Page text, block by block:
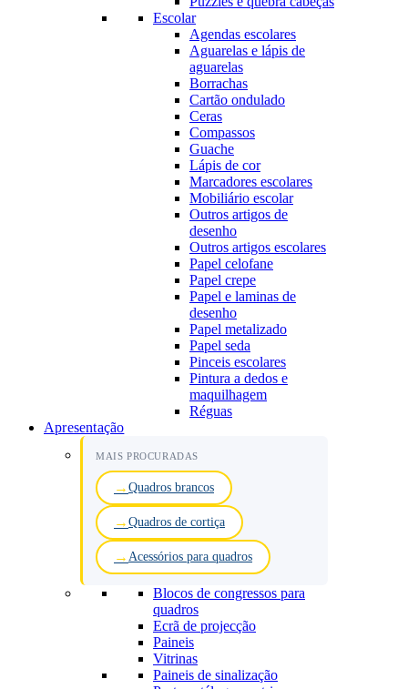
Escolar
Agendas escolares
Aguarelas e lápis de
aguarelas
Borrachas
Cartão ondulado
Ceras
Compassos
Guache
Lápis de cor
Marcadores escolares
Mobiliário escolar
Outros artigos de
desenho
Outros artigos escolares
Papel celofane
Papel crepe
Papel e laminas de
desenho
Papel metalizado
Papel seda
Pinceis escolares
Pintura a dedos e
maquilhagem
Réguas
Apresentação
MAIS PROCURADAS
Quadros brancos
Quadros de cortiça
Acessórios para quadros
Blocos de congressos para
quadros
Ecrã de projecção
Paineis
Vitrinas
Paineis de sinalização